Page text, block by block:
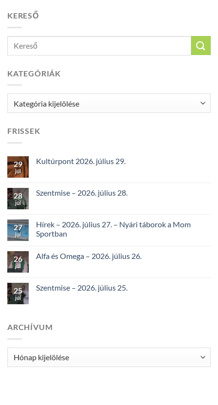
KERESŐ
KATEGÓRIÁK
FRISSEK
29
júl
Kultúrpont 2026. július 29.
28
júl
Szentmise – 2026. július 28.
27
júl
Hírek – 2026. július 27. – Nyári táborok a Mom
Sportban
26
júl
Alfa és Omega – 2026. július 26.
25
júl
Szentmise – 2026. július 25.
ARCHÍVUM
Archívum